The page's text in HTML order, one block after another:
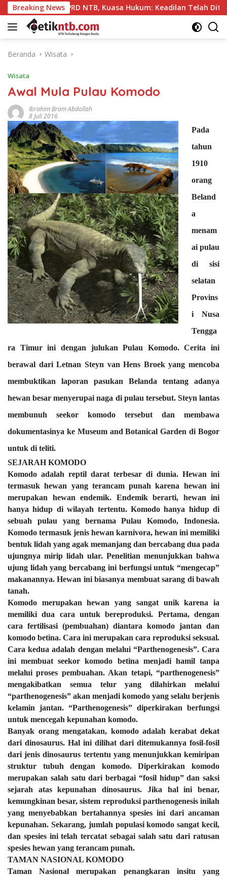
Langsung
ke
konten
Breaking News
DPRD NTB, Kuasa Hukum: Keadilan Telah Ditegakkan
Beranda Wisata
Wisata
Awal Mula Pulau Komodo
Ibrahim Bram Abdollah
8 Juli 2016
Pada
tahun
1910
orang
Beland
a
menam
ai pulau
di sisi
selatan
Provins
i Nusa
Tengga
ra Timur ini dengan julukan Pulau Komodo. Cerita ini
berawal dari Letnan Steyn van Hens Broek yang mencoba
membuktikan laporan pasukan Belanda tentang adanya
hewan besar menyerupai naga di pulau tersebut. Steyn lantas
membunuh seekor komodo tersebut dan membawa
dokumentasinya ke Museum and Botanical Garden di Bogor
untuk di teliti.
SEJARAH KOMODO
Komodo adalah reptil darat terbesar di dunia. Hewan ini
termasuk hewan yang terancam punah karena hewan ini
merupakan hewan endemik. Endemik berarti, hewan ini
hanya hidup di wilayah tertentu. Komodo hanya hidup di
sebuah pulau yang bernama Pulau Komodo, Indonesia.
Komodo termasuk jenis hewan karnivora, hewan ini memiliki
bentuk lidah yang agak memanjang dan bercabang dua pada
ujungnya mirip lidah ular. Penelitian menunjukkan bahwa
ujung lidah yang bercabang ini berfungsi untuk “mengecap”
makanannya. Hewan ini biasanya membuat sarang di bawah
tanah.
Komodo merupakan hewan yang sangat unik karena ia
memiliki dua cara untuk bereproduksi. Pertama, dengan
cara fertilisasi (pembuahan) diantara komodo jantan dan
komodo betina. Cara ini merupakan cara reproduksi seksual.
Cara kedua adalah dengan melalui “Parthenogenesis”. Cara
ini membuat seekor komodo betina menjadi hamil tanpa
melalui proses pembuahan. Akan tetapi, “parthenogenesis”
mengakibatkan semua telur yang dilahirkan melalui
“parthenogenesis” akan menjadi komodo yang selalu berjenis
kelamin jantan. “Parthenogenesis” diperkirakan berfungsi
untuk mencegah kepunahan komodo.
Banyak orang mengatakan, komodo adalah kerabat dekat
dari dinosaurus. Hal ini dilihat dari ditemukannya fosil-fosil
dari jenis dinosaurus tertentu yang menunjukkan kemiripan
struktur tubuh dengan komodo. Diperkirakan komodo
merupakan salah satu dari berbagai “fosil hidup” dan saksi
sejarah atas kepunahan dinosaurus. Jika hal ini benar,
kemungkinan besar, sistem reproduksi parthenogenesis inilah
yang menyebabkan bertahannya spesies ini dari ancaman
kepunahan. Sekarang, jumlah populasi komodo sangat kecil,
dan spesies ini telah tercatat sebagai salah satu dari ratusan
spesies hewan yang terancam punah.
TAMAN NASIONAL KOMODO
Taman Nasional merupakan penangkaran insitu yang